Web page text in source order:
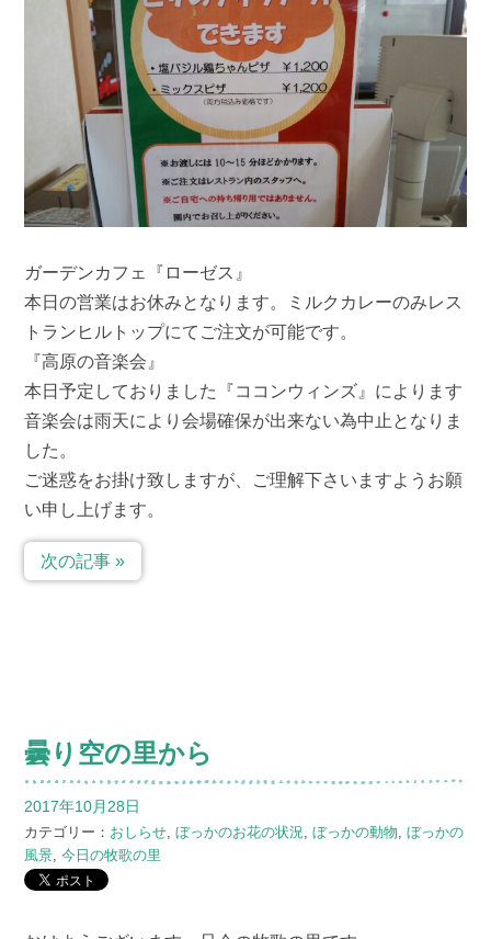
ガーデンカフェ『ローゼス』
本日の営業はお休みとなります。ミルクカレーのみレス
トランヒルトップにてご注文が可能です。
『高原の音楽会』
本日予定しておりました『ココンウィンズ』によります
音楽会は雨天により会場確保が出来ない為中止となりま
した。
ご迷惑をお掛け致しますが、ご理解下さいますようお願
い申し上げます。
次の記事 »
曇り空の里から
2017年10月28日
カテゴリー： おしらせ,ぼっかのお花の状況,ぼっかの動物,ぼっかの
風景,今日の牧歌の里